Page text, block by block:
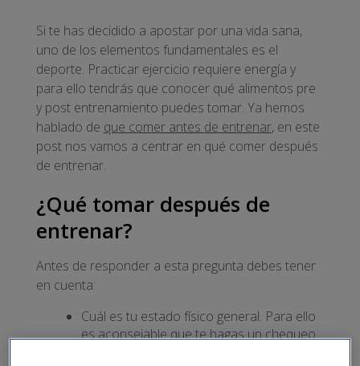
Si te has decidido a apostar por una vida sana,
uno de los elementos fundamentales es el
deporte. Practicar ejercicio requiere energía y
para ello tendrás que conocer qué alimentos pre
y post entrenamiento puedes tomar. Ya hemos
hablado de que comer antes de entrenar, en este
post nos vamos a centrar en qué comer después
de entrenar.
¿Qué tomar después de
entrenar?
Antes de responder a esta pregunta debes tener
en cuenta:
Cuál es tu estado físico general. Para ello
es aconsejable que te hagas un chequeo